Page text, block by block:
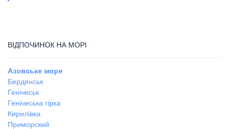
ВІДПОЧИНОК НА МОРІ
Азовське море
Бердянськ
Генічеськ
Генічеська гірка
Кирилівка
Приморский